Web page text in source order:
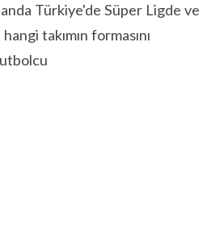
Türkiye'de Süper Ligde ve
takımın formasını